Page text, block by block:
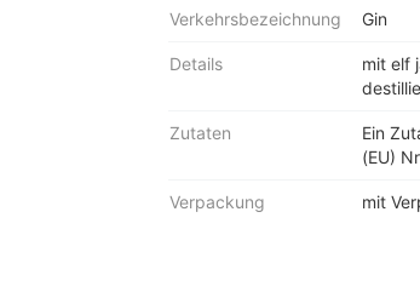
Verkehrsbezeichnung Gin
Details
mit elf
Zutaten
Ein
(EU)
Verpackung mit